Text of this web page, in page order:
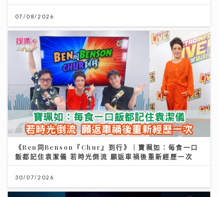
07/08/2026
《Ben同Benson『Chur』到行》｜寶珮如：每食一口
飯都記住袁潔儀 若時光倒流 願返車禍後重新經歷一次
30/07/2026